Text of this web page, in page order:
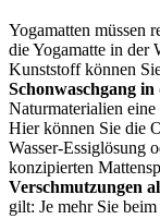
Yogamatten müssen
die Yogamatte in der
Kunststoff können
Schonwaschgang
Naturmaterialien
Hier können Sie die
Wasser-Essiglösung
konzipierten
Verschmutzungen
gilt: Je mehr Sie